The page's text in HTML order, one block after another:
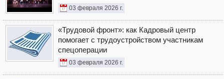
03 февраля 2026 г.
«Трудовой фронт»: как Кадровый центр
помогает с трудоустройством участникам
спецоперации
03 февраля 2026 г.